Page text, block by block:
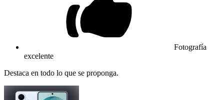
Fotografía
excelente
Destaca en todo lo que se proponga.